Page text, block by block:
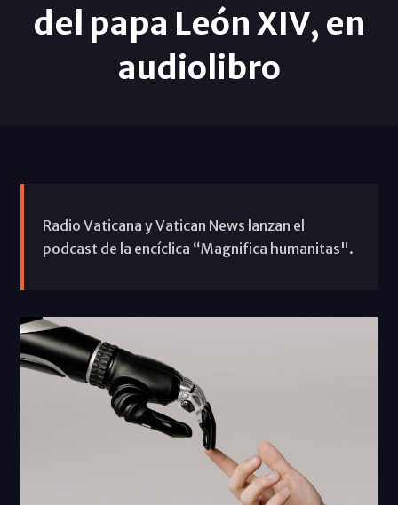
del papa León XIV, en
audiolibro
Radio Vaticana y Vatican News lanzan el
podcast de la encíclica “Magnifica humanitas".